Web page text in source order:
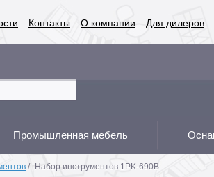
Контакты О компании Для дилеров
Промышленная мебель
/ Набор инструментов 1PK-690B